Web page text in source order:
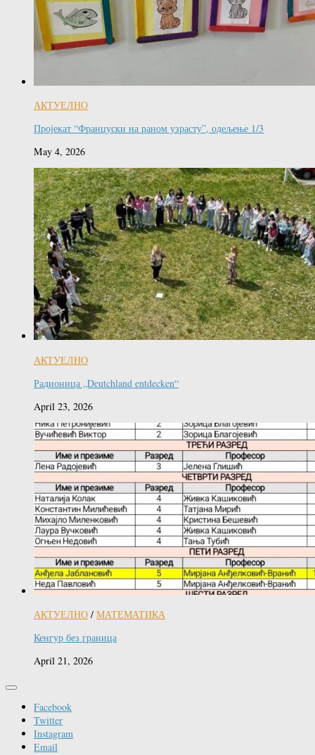
АКТУЕЛНО
Пројекат “Француски на раном узрасту”, одељење 1/3
May 4, 2026
АКТУЕЛНО
Радионица „Deutchland entdecken“
April 23, 2026
АКТУЕЛНО / МАТЕМАТИКА
Кенгур без граница
April 21, 2026
Facebook
Twitter
Instagram
Email